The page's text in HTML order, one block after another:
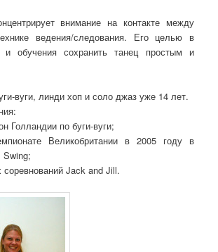
внимание на контакте между
ведения/следования. Его целью в
и обучения сохранить танец простым и
вуги, линди хоп и соло джаз уже 14 лет.
Голландии по буги-вуги;
Великобритании в 2005 году в
Swing;
Jack and Jill.